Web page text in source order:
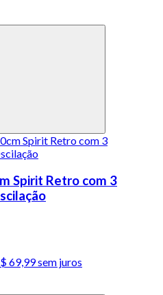
Spirit Retro com 3
69,99 sem juros